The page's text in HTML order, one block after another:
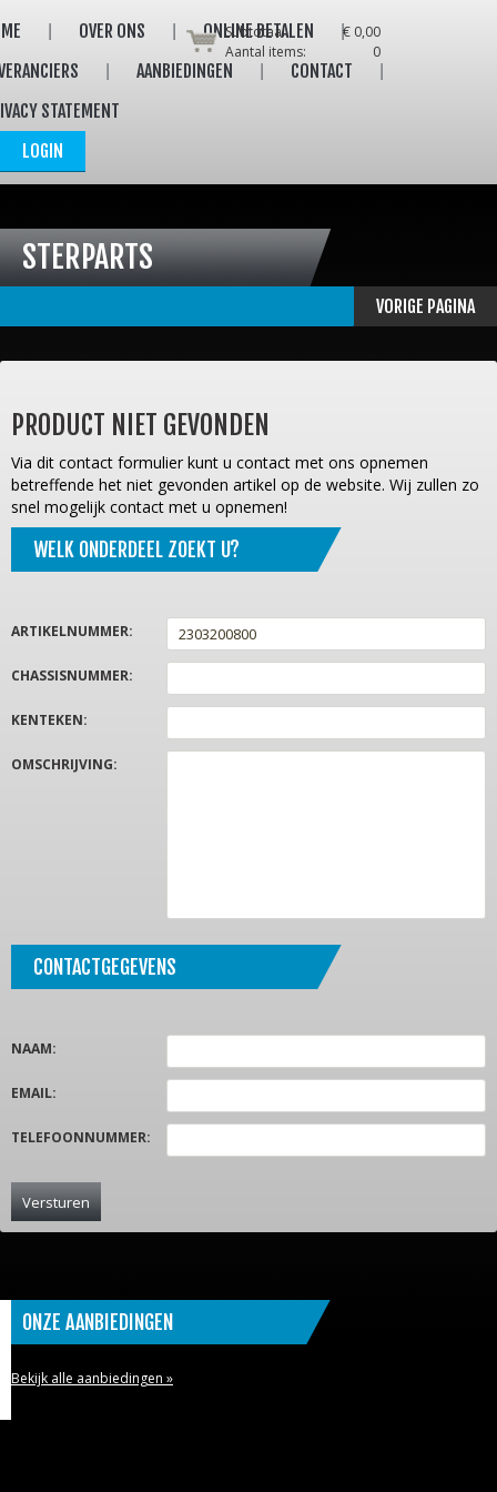
OVER ONS
ONLINE BETALEN
AANBIEDINGEN
CONTACT
STATEMENT
Subtotaal:
€ 0,00
Aantal items:
0
LOGIN
STERPARTS
VORIGE PAGINA
PRODUCT NIET GEVONDEN
Via dit contact formulier kunt u contact met ons opnemen
betreffende het niet gevonden artikel op de website. Wij zullen zo
snel mogelijk contact met u opnemen!
WELK ONDERDEEL ZOEKT U?
ARTIKELNUMMER:
CHASSISNUMMER:
KENTEKEN:
OMSCHRIJVING:
CONTACTGEGEVENS
NAAM:
EMAIL:
TELEFOONNUMMER:
ONZE AANBIEDINGEN
Bekijk alle aanbiedingen »